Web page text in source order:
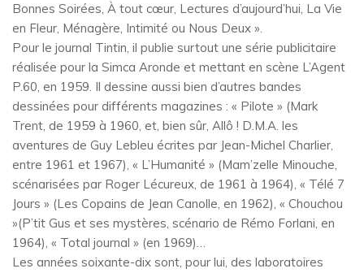
Bonnes Soirées, À tout cœur, Lectures d’aujourd’hui, La Vie
en Fleur, Ménagère, Intimité ou Nous Deux ».
Pour le journal Tintin, il publie surtout une série publicitaire
réalisée pour la Simca Aronde et mettant en scène L’Agent
P.60, en 1959. Il dessine aussi bien d’autres bandes
dessinées pour différents magazines : « Pilote » (Mark
Trent, de 1959 à 1960, et, bien sûr, Allô ! D.M.A. les
aventures de Guy Lebleu écrites par Jean-Michel Charlier,
entre 1961 et 1967), « L’Humanité » (Mam’zelle Minouche,
scénarisées par Roger Lécureux, de 1961 à 1964), « Télé 7
Jours » (Les Copains de Jean Canolle, en 1962), « Chouchou
»(P’tit Gus et ses mystères, scénario de Rémo Forlani, en
1964), « Total journal » (en 1969)…
Les années soixante-dix sont, pour lui, des laboratoires